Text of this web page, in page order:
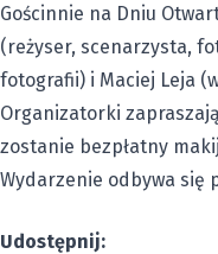
Gościnnie na Dniu
(reżyser, scenarzysta,
fotografii) i Maciej Leja
Organizatorki
zostanie bezpłatny
Wydarzenie odbywa się
Udostępnij: